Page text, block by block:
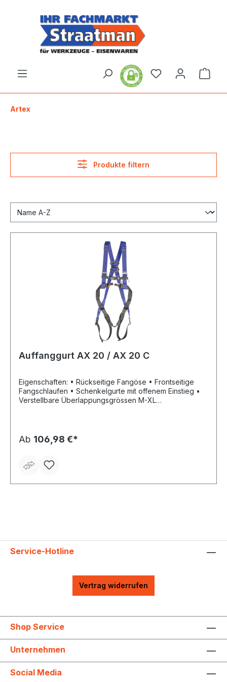
Artex
Produkte filtern
Auffanggurt AX 20 / AX 20 C
Eigenschaften: • Rückseitige Fangöse • Frontseitige
Fangschlaufen • Schenkelgurte mit offenem Einstieg •
Verstellbare Überlappungsgrössen M-XL
Ab 106,98 €*
Service-Hotline
Vertrag widerrufen
Shop Service
Unternehmen
Social Media